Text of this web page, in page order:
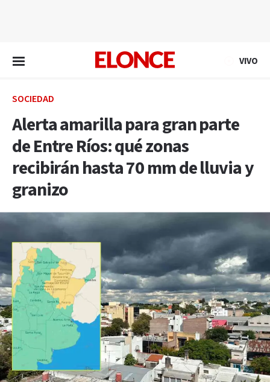
VIVO
SOCIEDAD
Alerta amarilla para gran parte
de Entre Ríos: qué zonas
recibirán hasta 70 mm de lluvia y
granizo